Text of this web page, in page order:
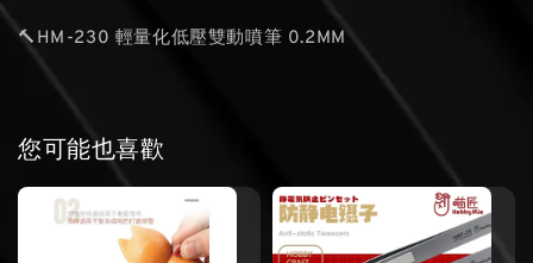
🔨HM-230 輕量化低壓雙動噴筆 0.2MM
您可能也喜歡